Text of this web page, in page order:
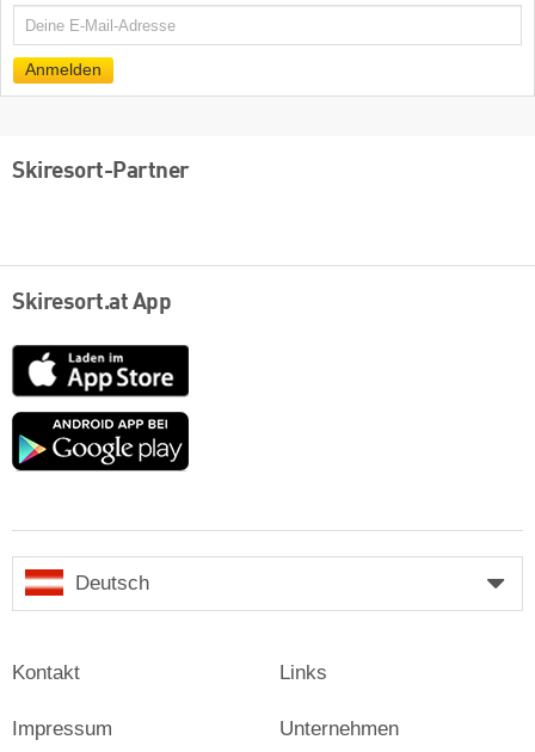
E-
Anmelden
Skiresort-Partner
Skiresort.at App
App
Store
Google
Deutsch
Kontakt
Impressum
Links
Unternehmen